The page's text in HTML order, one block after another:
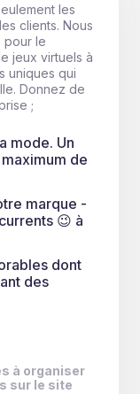
les
clients. Nous
pour le
jeux virtuels à
uniques qui
Donnez de
;
mode. Un
de
marque -
😉 à
dont
des
à organiser
sur le site